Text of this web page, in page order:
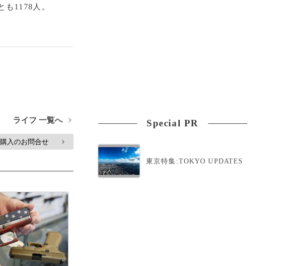
1178人。
ライフ 一覧へ >
入のお問合せ >
Special PR
東京特集:TOKYO UPDATES